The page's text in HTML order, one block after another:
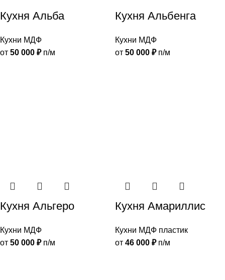
Кухня Альба
Кухни МДФ
от 50 000 ₽п/м
Кухня Альбенга
Кухни МДФ
от 50 000 ₽п/м
Кухня Альгеро
Кухни МДФ
от 50 000 ₽п/м
Кухня Амариллис
Кухни МДФ пластик
от 46 000 ₽п/м